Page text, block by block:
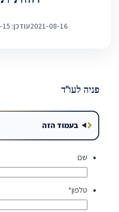
2021-08-16עודכן: 2026-07-15
פניה לעו"ד
בעמוד הזה
שם
טלפון*